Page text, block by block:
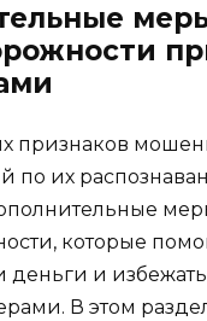
признаков
по их
которые
деньги и
В этом